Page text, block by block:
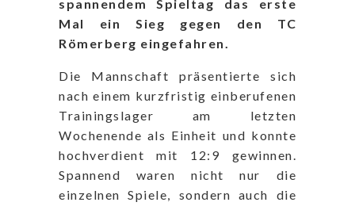
spannendem Spieltag das erste
Mal ein Sieg gegen den TC
Römerberg eingefahren.
Die Mannschaft präsentierte sich
nach einem kurzfristig einberufenen
Trainingslager am letzten
Wochenende als Einheit und konnte
hochverdient mit 12:9 gewinnen.
Spannend waren nicht nur die
einzelnen Spiele, sondern auch die